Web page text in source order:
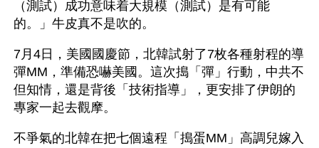
（測試）成功意味着大規模（測試）是有可能
的。」牛皮真不是吹的。
7月4日，美國國慶節，北韓試射了7枚各種射程的導
彈MM，準備恐嚇美國。這次搗「彈」行動，中共不
但知情，還是背後「技術指導」，更安排了伊朗的
專家一起去觀摩。
不爭氣的北韓在把七個遠程「搗蛋MM」高調兒嫁入